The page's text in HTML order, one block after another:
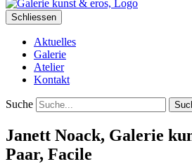
Schliessen
Aktuelles
Galerie
Atelier
Kontakt
Suche
Janett Noack, Galerie
Paar, Facile